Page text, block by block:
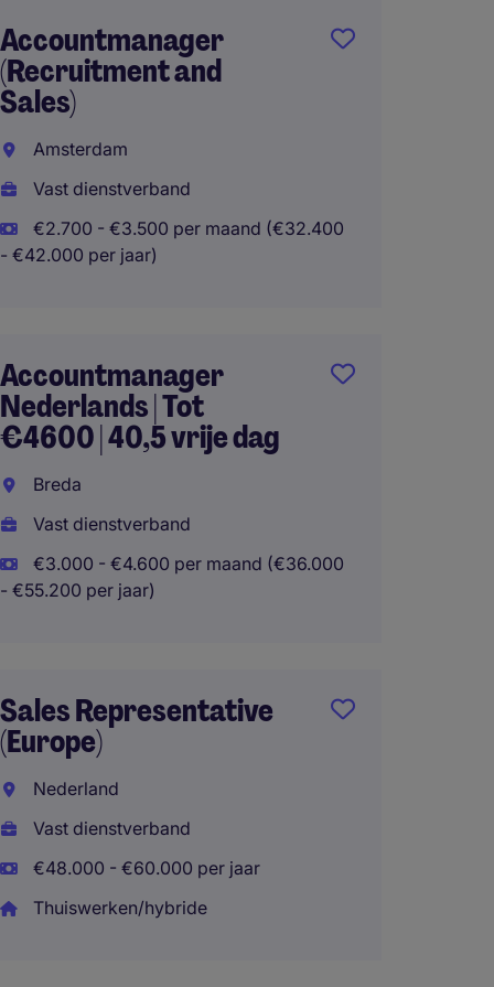
Accountmanager
(Recruitment and
Sales)
Amsterdam
Vast dienstverband
€2.700 - €3.500 per maand (€32.400
- €42.000 per jaar)
Accountmanager
Nederlands | Tot
€4600 | 40,5 vrije dag
Breda
Vast dienstverband
€3.000 - €4.600 per maand (€36.000
- €55.200 per jaar)
Sales Representative
(Europe)
Nederland
Vast dienstverband
€48.000 - €60.000 per jaar
Thuiswerken/hybride